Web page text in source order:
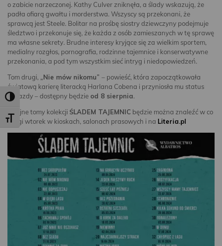
Toggle High Contrast
Toggle Font size
o zabicie narzeczonej. Kathy Culver zniknęła, a ślady wskazują, że
padła ofiarą gwałtu i morderstwa. Wszyscy są przekonani, że
sprawcą jest Steele. Bolitar na prośbę siostry dziewczyny podejmuje
śledztwo i przekonuje się, że każda z osób zamieszanych w tę sprawę
ma własne sekrety. Brudne interesy kryjące się za wielkim sportem,
medialny rozgłos, pornografia, rodzinne tajemnice i konserwatywne
przekonania, a pod tym wszystkim sieć intryg i niedopowiedzeń.
Tom drugi, „Nie mów nikomu” – powieść, która zapoczątkowała
światową karierę literacką Harlana Cobena i przyniosła mu status
gwiazdy – dostępny będzie od 8 sierpnia.
Kolejne tomy kolekcji ŚLADEM TAJEMNIC będzie można znaleźć w­ co
drugi wtorek w kioskach, salonach prasowych i na Literia.pl